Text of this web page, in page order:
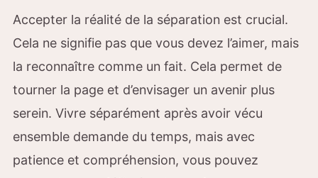
Accepter la réalité de la séparation est crucial.
Cela ne signifie pas que vous devez l’aimer, mais
la reconnaître comme un fait. Cela permet de
tourner la page et d’envisager un avenir plus
serein. Vivre séparément après avoir vécu
ensemble demande du temps, mais avec
patience et compréhension, vous pouvez